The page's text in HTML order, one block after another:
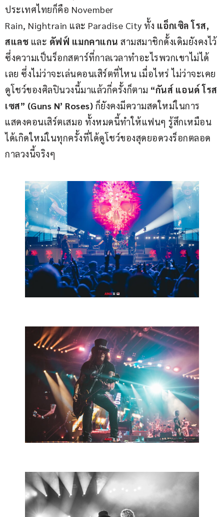
ประเทศไทยก็คือ November
Rain, Nightrain และ Paradise City ทั้ง แอ็กเซิล โรส,
สแลช และ ดัฟฟ์ แมกคาแกน สามสมาชิกดั้งเดิมยังคงไว้
ซึ่งความเป็นร็อกสตาร์ที่กาลเวลาทำอะไรพวกเขาไม่ได้
เลย ซึ่งไม่ว่าจะเล่นคอนเสิร์ตที่ไหน เมื่อไหร่ ไม่ว่าจะเคย
ดูโชว์ของศิลปินวงนี้มาแล้วกี่ครั้งก็ตาม “กันส์ แอนด์ โรส
เซส” (Guns N’ Roses) ก็ยังคงมีความสดใหม่ในการ
แสดงคอนเสิร์ตเสมอ ทั้งหมดนี้ทำให้แฟนๆ รู้สึกเหมือน
ได้เกิดใหม่ในทุกครั้งที่ได้ดูโชว์ของสุดยอดวงร็อกตลอด
กาลวงนี้จริงๆ